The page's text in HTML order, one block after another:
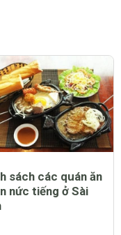
sách các quán ăn
nức tiếng ở Sài